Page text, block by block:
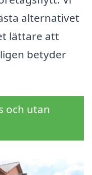
alternativet
lättare att
betyder
och utan